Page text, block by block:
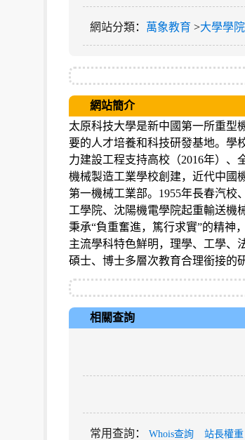
網站分類 ： 萬象教育 >大學學院
網站簡介
太原科技大學是新中國第一所重型
要的人才培養和科技研發基地。學
力建設工程支持高校（2016年）、
機械製造工業學校創建，近代中國
第一機械工業部。1955年長春汽校
工學院、沈陽機電學院起重輸送機
秉承“負重奮進，篤行求實”的精神
主流學科特色鮮明，理學、工學、
碩士、博士多層次教育合理銜接的
相關查詢
常用查詢 ： Whois查詢 站長權重